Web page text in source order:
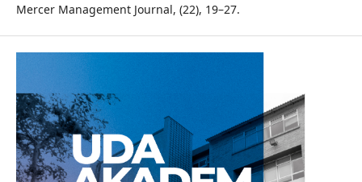
Mercer Management Journal, (22), 19–27.